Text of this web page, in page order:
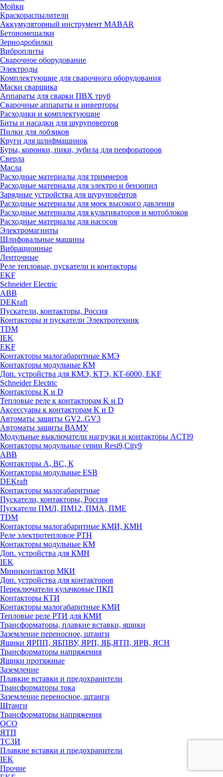
Мойки
Краскораспылители
Аккумуляторный инструмент MABAR
Бетономешалки
Зернодробилки
Виброплиты
Сварочное оборудование
Электроды
Комплектующие для сварочного оборудования
Маски сварщика
Аппараты для сварки ПВХ труб
Сварочные аппараты и инверторы
Расходики и комплектующие
Биты и насадки для шуруповертов
Пилки для лобзиков
Круги для шлифмашинок
Буры, коронки, пики, зубила для перфораторов
Сверла
Масла
Расходные материалы для триммеров
Расходные материалы для электро и бензопил
Зарядные устройства для шуруповёртов
Расходные материалы для моек высокого давления
Расходные материалы для культиваторов и мотоблоков
Расходные материалы для насосов
Электромагниты
Шлифовальные машины
Вибрационные
Ленточные
Реле тепловые, пускатели и контакторы
EKF
Schneider Electric
ABB
DEKraft
Пускатели, контакторы, Россия
Контакторы и пускатели Электротехник
TDM
IEK
EKF
Контакторы малогабаритные КМЭ
Контакторы модульные КМ
Доп. устройства для КМЭ, КТЭ, КТ-6000, EKF
Schneider Electric
Контакторы К и D
Тепловые реле к контакторам K и D
Аксессуары к контакторам K и D
Автоматы защиты GV2..GV3
Автоматы защиты ВАМУ
Модульные выключатели нагрузки и контакторы ACTI9
Контакторы модульные серии Resi9,City9
ABB
Контакторы А, ВС, К
Контакторы модульные ESB
DEKraft
Контакторы малогабаритные
Пускатели, контакторы, Россия
Пускатели ПМЛ, ПМ12, ПМА, ПМЕ
TDM
Контакторы малогабаритные КМИ, КМН
Реле электротепловое РТН
Контакторы модульные КМ
Доп. устройства для КМН
IEK
Миниконтактор МКИ
Доп. устройства для контакторов
Переключатели кулачковые ПКП
Контакторы КТИ
Контакторы малогабаритные КМИ
Тепловые реле РTИ для КМИ
Трансформаторы, плавкие вставки, ящики
Заземление переносное, штанги
Ящики ЯРПП, ЯБПВУ, ЯРП, ЯБ,ЯТП, ЯРВ, ЯСН
Трансформаторы напряжения
Ящики протяжные
Заземление
Плавкие вставки и предохранители
Трансформаторы тока
Заземление переносное, штанги
Штанги
Трансформаторы напряжения
ОСО
ЯТП
ТСЗИ
Плавкие вставки и предохранители
IEK
Прочие